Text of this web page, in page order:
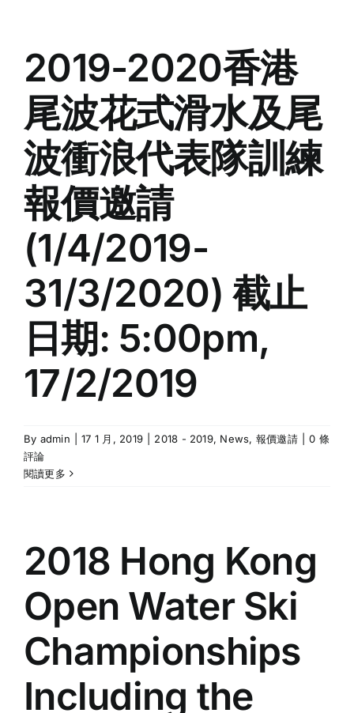
2019-2020香港
尾波花式滑水及尾
波衝浪代表隊訓練
報價邀請
(1/4/2019-
31/3/2020) 截止
日期: 5:00pm,
17/2/2019
By admin 17 1 月, 2019 2018 - 2019, News, 報價邀請
0 條
評論
閱讀更多
2018 Hong Kong
Open Water Ski
Championships
Including the